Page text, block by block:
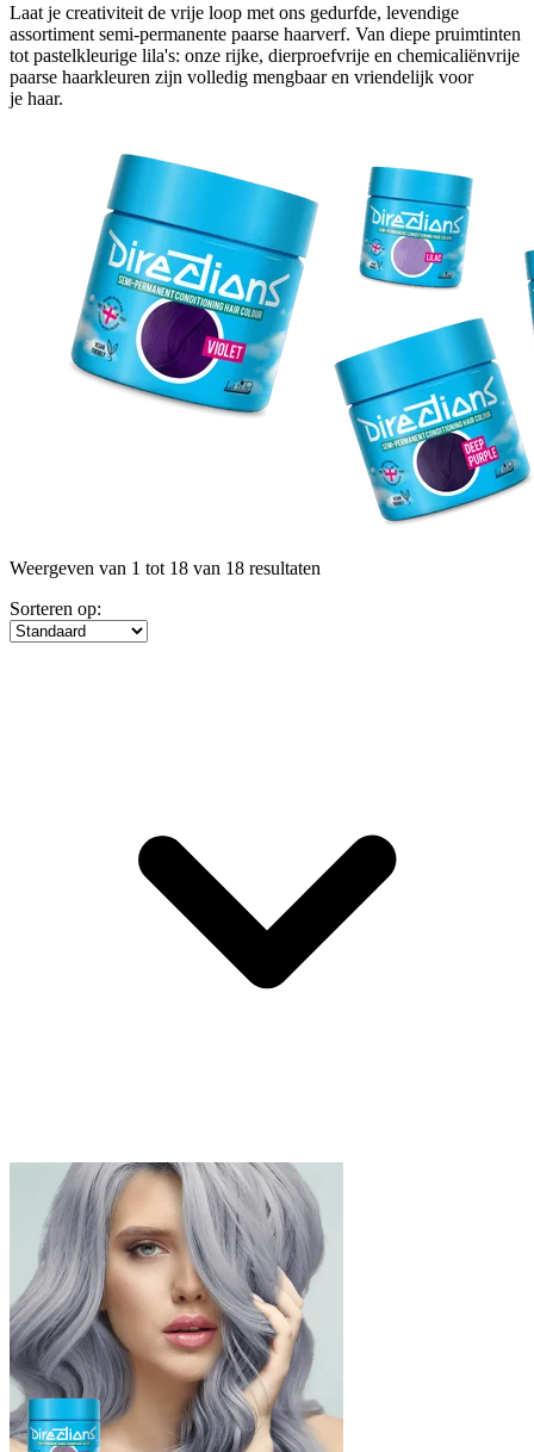
Laat je creativiteit de vrije loop met ons gedurfde, levendige
assortiment semi-permanente paarse haarverf. Van diepe pruimtinten
tot pastelkleurige lila's: onze rijke, dierproefvrije en chemicaliënvrije
paarse haarkleuren zijn volledig mengbaar en vriendelijk voor
je haar.
Weergeven van 1 tot 18 van 18 resultaten
Sorteren op: